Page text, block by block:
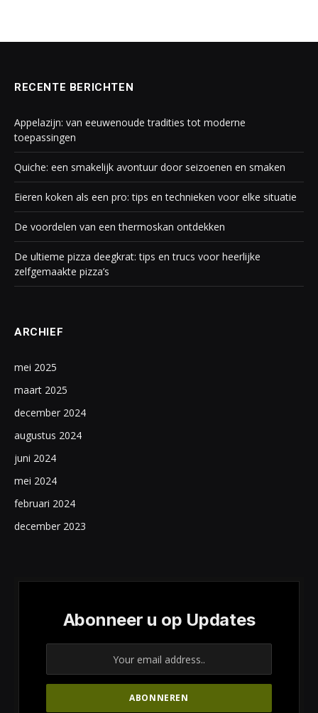
RECENTE BERICHTEN
Appelazijn: van eeuwenoude tradities tot moderne
toepassingen
Quiche: een smakelijk avontuur door seizoenen en smaken
Eieren koken als een pro: tips en technieken voor elke situatie
De voordelen van een thermoskan ontdekken
De ultieme pizza deegkrat: tips en trucs voor heerlijke
zelfgemaakte pizza’s
ARCHIEF
mei 2025
maart 2025
december 2024
augustus 2024
juni 2024
mei 2024
februari 2024
december 2023
Abonneer u op Updates